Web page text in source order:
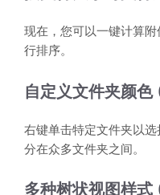
现在，您可以一键计算
行排序。
自定义文件夹颜色
右键单击特定文件夹以
分在众多文件夹之间。
多种树状视图样式